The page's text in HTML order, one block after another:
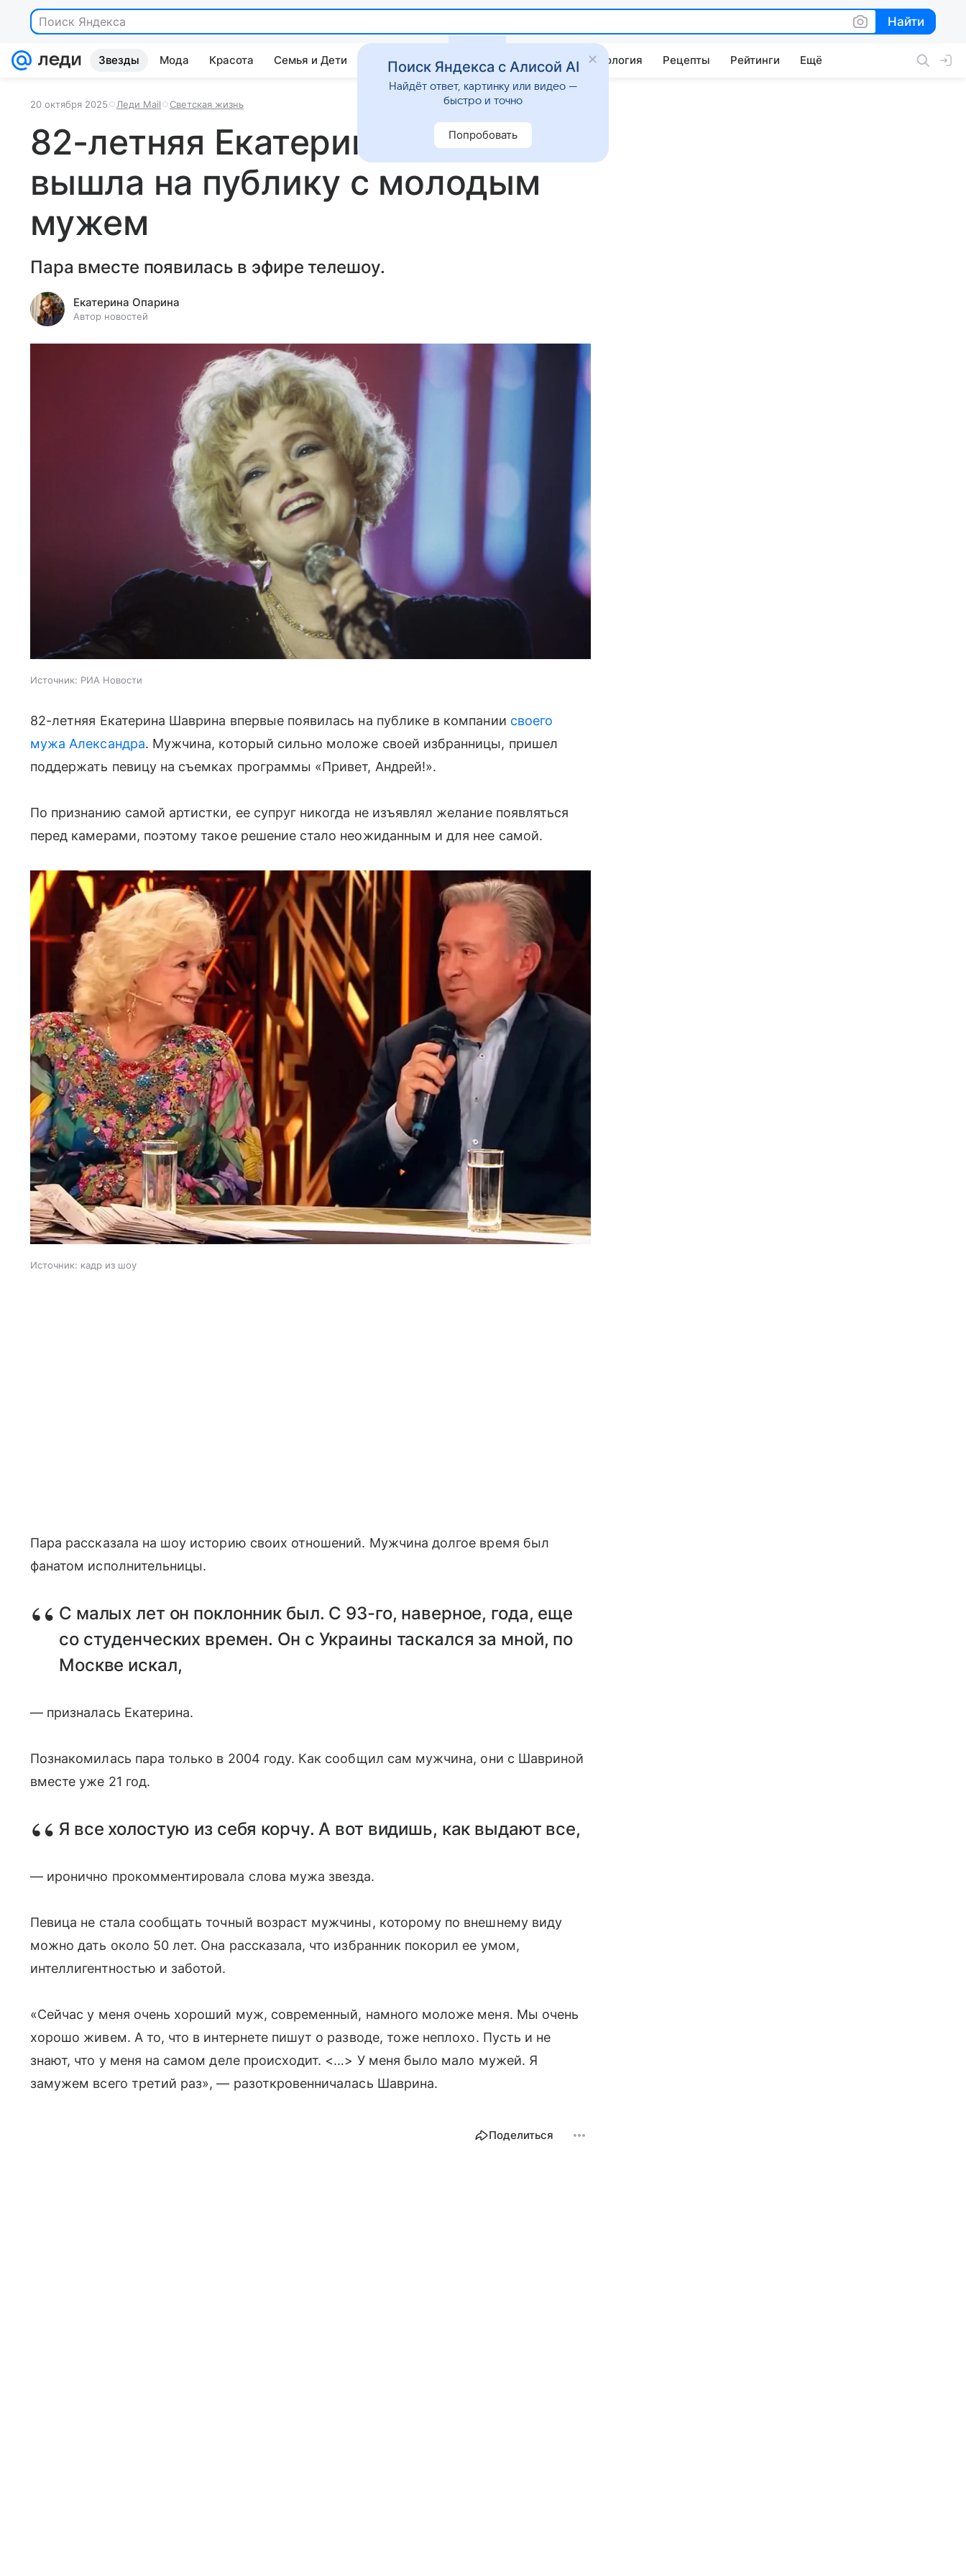
Поиск Яндекса Найти
Найти
Звезды Мода Красота Семья и Дети Дом Гороскопы Стиль жизни Психология Рецепты Рейтинги Ещё
20 октября 2025 Леди Mail Светская жизнь
82-летняя Екатерина Шаврина
вышла на публику с молодым
мужем
Пара вместе появилась в эфире телешоу.
Екатерина Опарина
Автор новостей
Источник: РИА Новости
82-летняя Екатерина Шаврина впервые появилась на публике в компании своего
мужа Александра. Мужчина, который сильно моложе своей избранницы, пришел
поддержать певицу на съемках программы «Привет, Андрей!».
По признанию самой артистки, ее супруг никогда не изъявлял желание появляться
перед камерами, поэтому такое решение стало неожиданным и для нее самой.
Источник: кадр из шоу
Пара рассказала на шоу историю своих отношений. Мужчина долгое время был
фанатом исполнительницы.
С малых лет он поклонник был. С 93-го, наверное, года, еще
со студенческих времен. Он с Украины таскался за мной, по
Москве искал,
— призналась Екатерина.
Познакомилась пара только в 2004 году. Как сообщил сам мужчина, они с Шавриной
вместе уже 21 год.
Я все холостую из себя корчу. А вот видишь, как выдают все,
— иронично прокомментировала слова мужа звезда.
Певица не стала сообщать точный возраст мужчины, которому по внешнему виду
можно дать около 50 лет. Она рассказала, что избранник покорил ее умом,
интеллигентностью и заботой.
«Сейчас у меня очень хороший муж, современный, намного моложе меня. Мы очень
хорошо живем. А то, что в интернете пишут о разводе, тоже неплохо. Пусть и не
знают, что у меня на самом деле происходит. <…> У меня было мало мужей. Я
замужем всего третий раз», — разоткровенничалась Шаврина.
Поделиться
Поиск Яндекса с Алисой AI
Найдёт ответ, картинку или видео —
быстро и точно
Попробовать